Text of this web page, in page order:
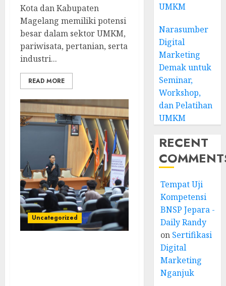
Kota dan Kabupaten
Magelang memiliki potensi
besar dalam sektor UMKM,
pariwisata, pertanian, serta
industri...
READ MORE
Uncategorized
UMKM
Narasumber
Digital
Marketing
Demak untuk
Seminar,
Workshop,
dan Pelatihan
UMKM
RECENT
Tempat Uji
Kompetensi
BNSP Jepara -
Daily Randy
on Sertifikasi
Digital
Marketing
Nganjuk